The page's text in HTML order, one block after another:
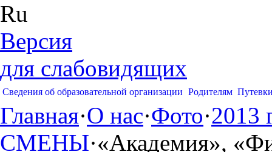
Ru
Версия
для слабовидящих
Сведения об образовательной организации Родителям
Главная·О нас·Фото·2013
СМЕНЫ·«Академия»,